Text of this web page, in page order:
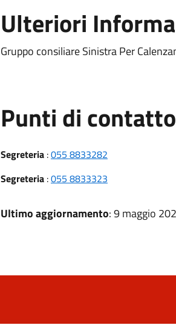
Ulteriori
Gruppo consiliare Sinistra Per
Punti di contatto
Segreteria:055 8833282
Segreteria:055 8833323
Ultimo aggiornamento: 9 maggio